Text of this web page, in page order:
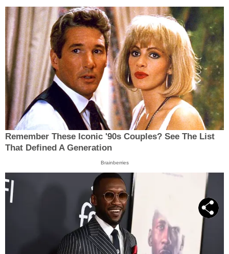
Remember These Iconic '90s Couples? See The List
That Defined A Generation
Brainberries